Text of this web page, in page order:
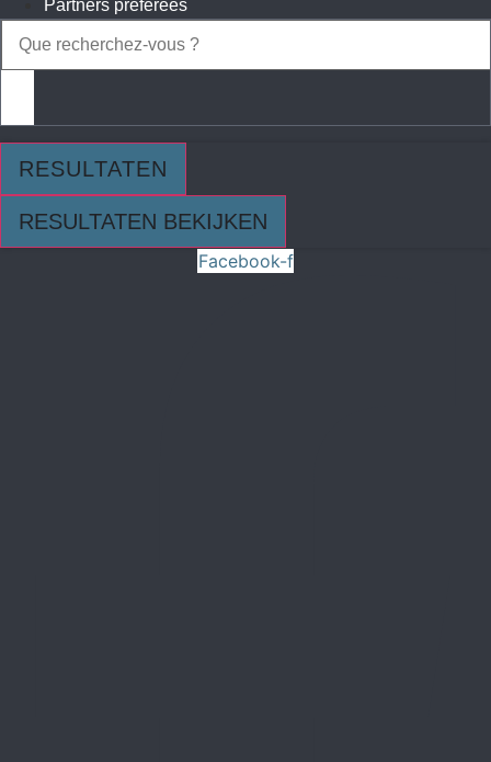
Partners préférées
Search
RESULTATEN
RESULTATEN BEKIJKEN
Facebook-f